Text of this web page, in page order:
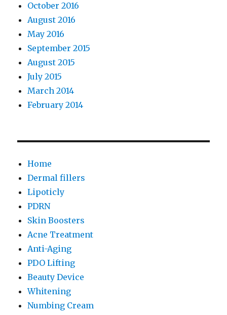
October 2016
August 2016
May 2016
September 2015
August 2015
July 2015
March 2014
February 2014
Home
Dermal fillers
Lipoticly
PDRN
Skin Boosters
Acne Treatment
Anti-Aging
PDO Lifting
Beauty Device
Whitening
Numbing Cream